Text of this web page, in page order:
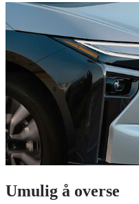
Umulig å overse